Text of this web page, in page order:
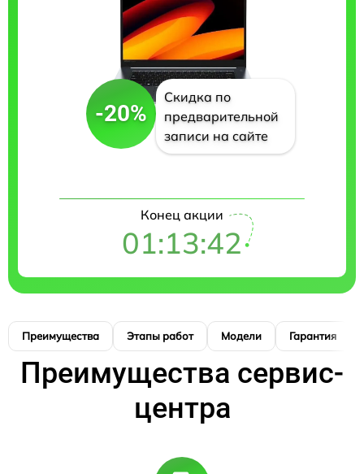
-20%
Скидка по
предварительной
записи на сайте
Конец акции
01:13:41
Преимущества Этапы работ Модели Гарантия
Преимущества сервис-
центра